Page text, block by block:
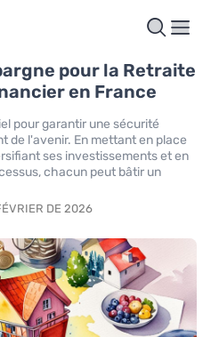
pour la Retraite
en France
pour garantir une sécurité
de l'avenir. En mettant en place
ses investissements et en
chacun peut bâtir un
DE 2026